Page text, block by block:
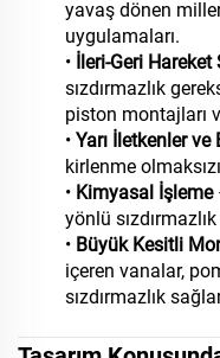
yavaş dönen
uygulamaları.
•
İleri-Geri
sızdırmazlık
piston montajları
• Yarı İletkenler
kirlenme
• Kimyasal İşleme
yönlü
• Büyük Kesitli
içeren vanalar,
sızdırmazlık